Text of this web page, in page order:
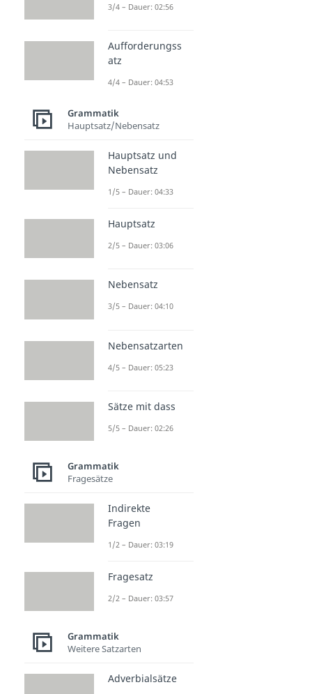
3/4 – Dauer: 02:56
Aufforderungss
atz
4/4 – Dauer: 04:53
Grammatik
Hauptsatz/Nebensatz
Hauptsatz und
Nebensatz
1/5 – Dauer: 04:33
Hauptsatz
2/5 – Dauer: 03:06
Nebensatz
3/5 – Dauer: 04:10
Nebensatzarten
4/5 – Dauer: 05:23
Sätze mit dass
5/5 – Dauer: 02:26
Grammatik
Fragesätze
Indirekte
Fragen
1/2 – Dauer: 03:19
Fragesatz
2/2 – Dauer: 03:57
Grammatik
Weitere Satzarten
Adverbialsätze